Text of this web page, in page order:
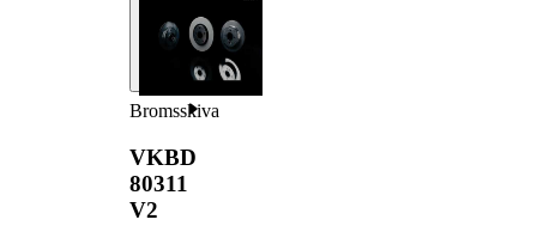
Bromsskiva
VKBD
80311
V2